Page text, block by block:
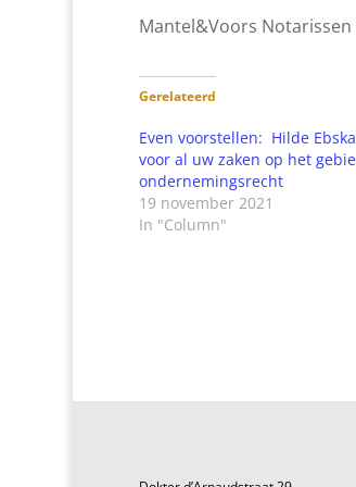
Mantel&Voors
Gerelateerd
Even voorstellen: Hilde
voor al uw zaken op het
ondernemingsrecht
19 november 2021
In "Column"